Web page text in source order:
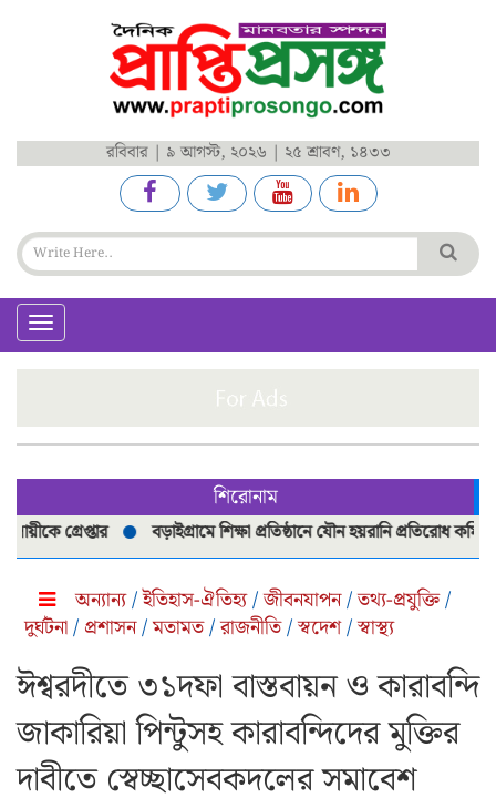
রবিবার | ৯ আগস্ট, ২০২৬ | ২৫ শ্রাবণ, ১৪৩৩
Toggle
navigation
শিরোনাম
গ্রেপ্তার বড়াইগ্রামে শিক্ষা প্রতিষ্ঠানে যৌন হয়রানি প্রতিরোধ কমিটি
অন্যান্য/ইতিহাস-ঐতিহ্য/জীবনযাপন/তথ্য-প্রযুক্তি/
দুর্ঘটনা/ প্রশাসন/মতামত/রাজনীতি/স্বদেশ/স্বাস্থ্য
ঈশ্বরদীতে ৩১দফা বাস্তবায়ন ও কারাবন্দি
জাকারিয়া পিন্টুসহ কারাবন্দিদের মুক্তির
দাবীতে স্বেচ্ছাসেবকদলের সমাবেশ